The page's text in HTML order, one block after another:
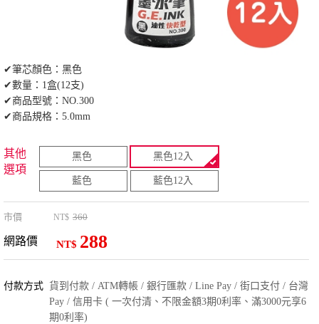
✔筆芯顏色：黑色
✔數量：1盒(12支)
✔商品型號：NO.300
✔商品規格：5.0mm
其他
選項
黑色 黑色12入
藍色 藍色12入
市價 NT$ 360
網路價 NT$ 288
付款方式 貨到付款 / ATM轉帳 / 銀行匯款 / Line Pay / 街口支付 / 台灣
Pay / 信用卡 ( 一次付清、不限金額3期0利率、滿3000元享6
期0利率)